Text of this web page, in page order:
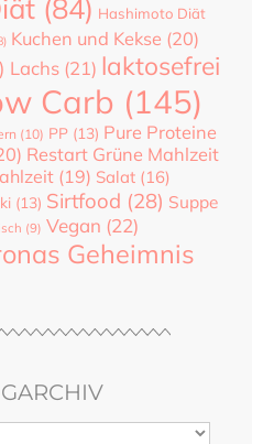
(84) Hashimoto Diät
Kuchen und Kekse (20)
Lachs (21) laktosefrei
Carb (145)
(10) PP (13) Pure Proteine
Restart Grüne Mahlzeit
(19) Salat (16)
(13) Sirtfood (28) Suppe
(9) Vegan (22)
Geheimnis